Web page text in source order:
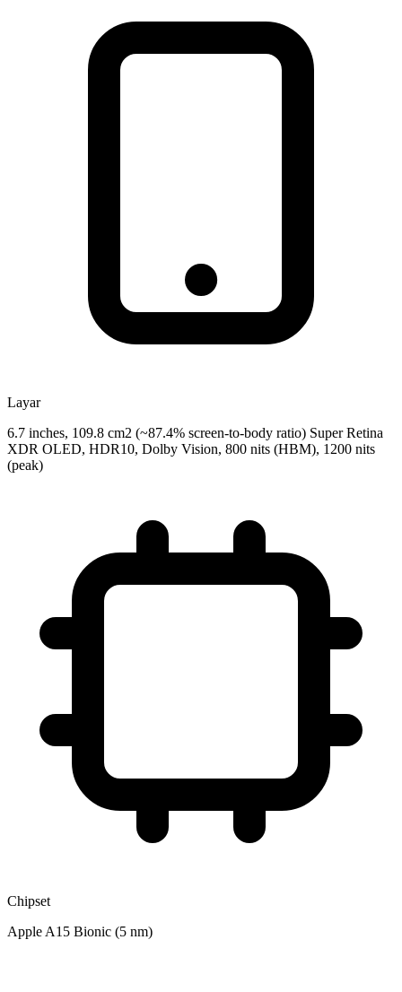
Layar
6.7 inches, 109.8 cm2 (~87.4% screen-to-body ratio) Super Retina
XDR OLED, HDR10, Dolby Vision, 800 nits (HBM), 1200 nits
(peak)
Chipset
Apple A15 Bionic (5 nm)